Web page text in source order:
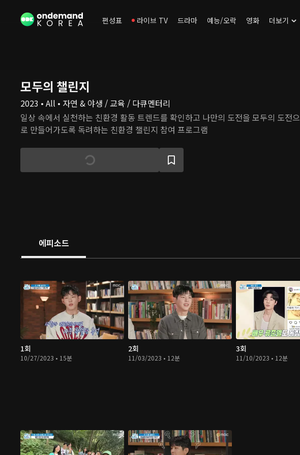
편성표 라이브 TV 드라마 예능/오락 영화 더보기
모두의 챌린지
2023 • All • 자연 & 야생 / 교육 / 다큐멘터리
일상 속에서 실천하는 친환경 활동 트렌드를 확인하고 나만의 도전을 모두의 도전으
로 만들어가도록 독려하는 친환경 챌린지 참여 프로그램
에피소드
1회
10/27/2023 • 15분
2회
11/03/2023 • 12분
3회
11/10/2023 • 12분